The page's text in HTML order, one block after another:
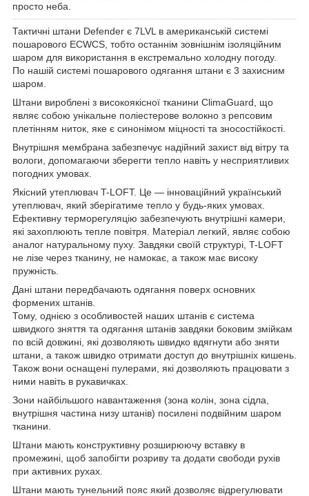
просто неба.
Тактичні штани Defender є 7LVL в американській системі
пошарового ECWCS, тобто останнім зовнішнім ізоляційним
шаром для використання в екстремально холодну погоду.
По нашій системі пошарового одягання штани є 3 захисним
шаром.
Штани вироблені з високоякісної тканини ClimaGuard, що
являє собою унікальне поліестерове волокно з репсовим
плетінням ниток, яке є синонімом міцності та зносостійкості.
Внутрішня мембрана забезпечує надійний захист від вітру та
вологи, допомагаючи зберегти тепло навіть у несприятливих
погодних умовах.
Якісний утеплювач T-LOFT. Це — інноваційний український
утеплювач, який зберігатиме тепло у будь-яких умовах.
Ефективну терморегуляцію забезпечують внутрішні камери,
які захоплюють тепле повітря. Матеріал легкий, являє собою
аналог натуральному пуху. Завдяки своїй структурі, T-LOFT
не лізе через тканину, не намокає, а також має високу
пружність.
Дані штани передбачають одягання поверх основних
формених штанів.
Тому, однією з особливостей наших штанів є система
швидкого зняття та одягання штанів завдяки боковим змійкам
по всій довжині, які дозволяють швидко вдягнути або зняти
штани, а також швидко отримати доступ до внутрішніх кишень.
Також вони оснащені пулерами, які дозволяють працювати з
ними навіть в рукавичках.
Зони найбільшого навантаження (зона колін, зона сідла,
внутрішня частина низу штанів) посилені подвійним шаром
тканини.
Штани мають конструктивну розширюючу вставку в
промежині, щоб запобігти розриву та додати свободи рухів
при активних рухах.
Штани мають тунельний пояс який дозволяє відрегулювати